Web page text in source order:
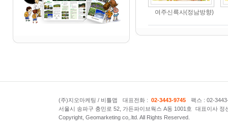
여주신륵사(정남방향)
(주)지오마케팅 / 비틀맵 대표전화 : 02-3443-9745
팩스 : 02-
서울시 송파구 충민로 52, 가든파이브웍스 A동 1001호
대표이사 정
Copyright, Geomarketing co,.ltd. All Rights Reserved.